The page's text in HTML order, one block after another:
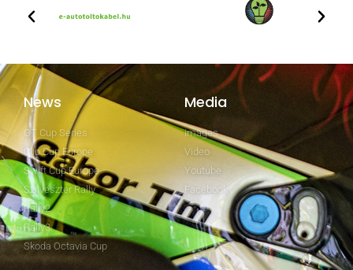
News
GT Cup Series
Clio Cup Europe
Swift Cup Europe
Szilveszter Rally
Rally2
Rally3
Skoda Octavia Cup
Media
Images
Video
Youtube
Facebook